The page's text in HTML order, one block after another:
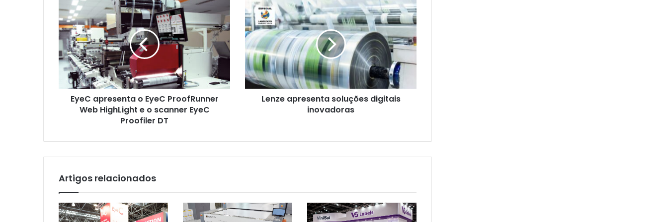
Flexo & Labels + Flexo & Pack lança
app para otimizar a experiência de
visitação ao evento
ePS lança CommandCore™ para
unificar as operações de
embalagens
Flint Group Digital Xeikon leva
cerca de 100 profissionais do setor
de rótulos e etiquetas
EyeC
apresenta
o
EyeC
ProofRunner
Web
HighLight
o
scanner
EyeC apresenta o EyeC ProofRunner
Web HighLight e o scanner EyeC
Proofiler DT
Lenze
apresenta
soluções
digitais
inovadoras
Lenze apresenta soluções digitais
inovadoras
Artigos relacionados